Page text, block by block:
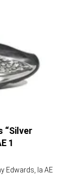
“Silver
1
Edwards, la AE